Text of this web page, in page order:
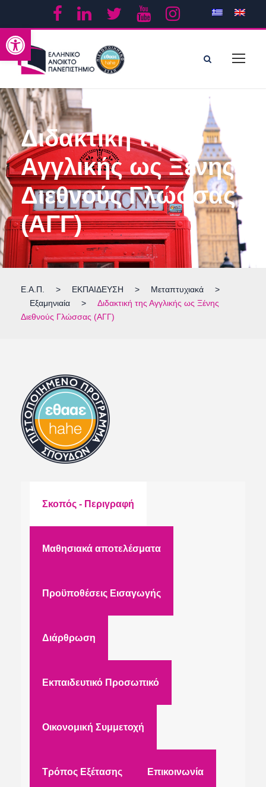
Ανοίξτε τη γραμμή εργαλείων
Διδακτική της
Αγγλικής ως Ξένης
Διεθνούς Γλώσσας
(ΑΓΓ)
Ε.Α.Π. > ΕΚΠΑΙΔΕΥΣΗ > Μεταπτυχιακά
>
Εξαμηνιαία
>
Διδακτική της Αγγλικής ως Ξένης
Διεθνούς Γλώσσας (ΑΓΓ)
Σκοπός - Περιγραφή
Μαθησιακά αποτελέσματα
Προϋποθέσεις Εισαγωγής
Διάρθρωση
Εκπαιδευτικό Προσωπικό
Οικονομική Συμμετοχή
Τρόπος Εξέτασης Επικοινωνία